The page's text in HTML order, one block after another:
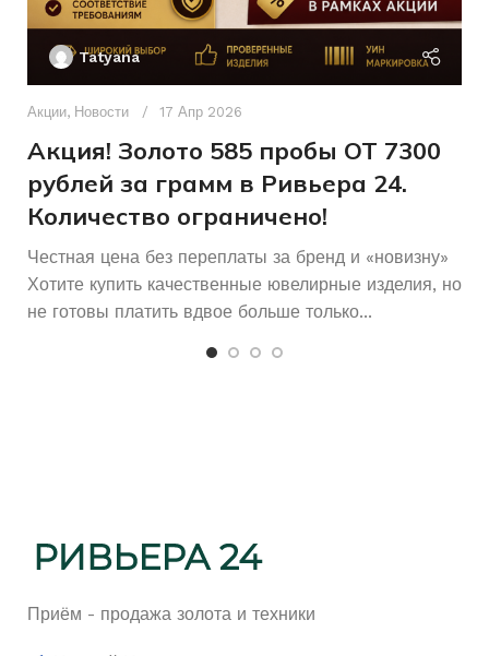
БРЕНД Без бренда
ДЛЯ КОГО Женщинам
Tatyana
Акции, Новости 17 Апр 2026
Акция! Золото 585 пробы ОТ 7300
рублей за грамм в Ривьера 24.
Количество ограничено!
Честная цена без переплаты за бренд и «новизну»
Хотите купить качественные ювелирные изделия, но
не готовы платить вдвое больше только...
Приём - продажа золота и техники